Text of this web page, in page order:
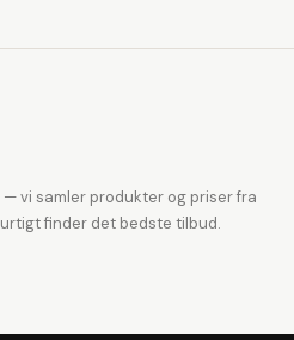
vi samler produkter og priser fra
finder det bedste tilbud.